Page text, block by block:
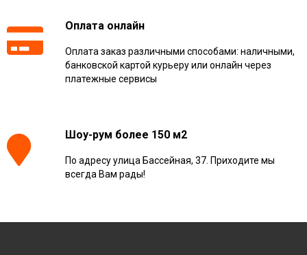
Оплата онлайн
Оплата заказ различными способами: наличными,
банковской картой курьеру или онлайн через
платежные сервисы
Шоу-рум более 150 м2
По адресу улица Бассейная, 37. Приходите мы
всегда Вам рады!